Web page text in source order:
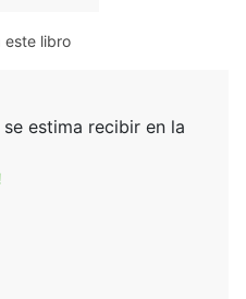
este libro
estima recibir en la